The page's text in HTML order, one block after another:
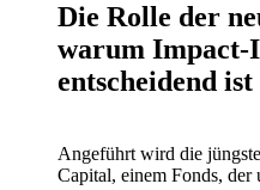
Die Rolle der
warum Impact-
entscheidend ist
Angeführt wird die
Capital, einem Fonds,